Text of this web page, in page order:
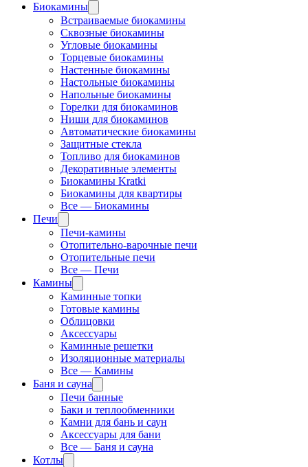
Биокамины
Встраиваемые биокамины
Сквозные биокамины
Угловые биокамины
Торцевые биокамины
Настенные биокамины
Настольные биокамины
Напольные биокамины
Горелки для биокаминов
Ниши для биокаминов
Автоматические биокамины
Защитные стекла
Топливо для биокаминов
Декоративные элементы
Биокамины Kratki
Биокамины для квартиры
Все — Биокамины
Печи
Печи-камины
Отопительно-варочные печи
Отопительные печи
Все — Печи
Камины
Каминные топки
Готовые камины
Облицовки
Аксессуары
Каминные решетки
Изоляционные материалы
Все — Камины
Баня и сауна
Печи банные
Баки и теплообменники
Камни для бань и саун
Аксессуары для бани
Все — Баня и сауна
Котлы